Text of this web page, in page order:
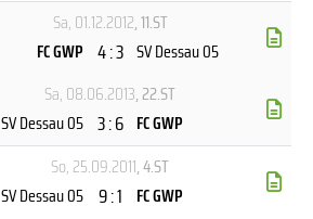
Sa, 01.12.2012, 11.ST
FC GWP 4 : 3 SV Dessau 05
Sa, 08.06.2013, 22.ST
SV Dessau 05 3 : 6 FC GWP
So, 25.09.2011, 4.ST
SV Dessau 05 9 : 1 FC GWP